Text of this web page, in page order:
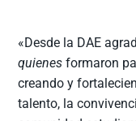
«Desde la DAE
quienesformaron
creando y
talento, la